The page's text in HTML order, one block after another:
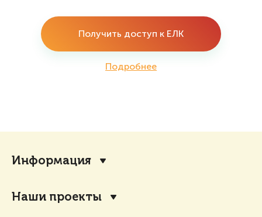
Получить доступ к ЕЛК
Подробнее
Информация
Наши проекты